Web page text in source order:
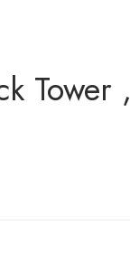
Tower ,